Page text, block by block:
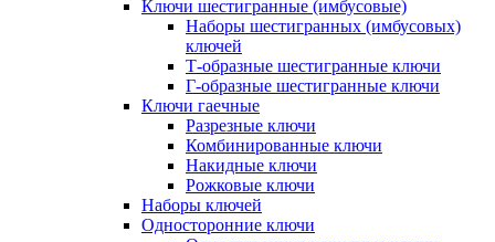
Ключи шестигранные (имбусовые)
Наборы шестигранных (имбусовых)
ключей
Т-образные шестигранные ключи
Г-образные шестигранные ключи
Ключи гаечные
Разрезные ключи
Комбинированные ключи
Накидные ключи
Рожковые ключи
Наборы ключей
Односторонние ключи